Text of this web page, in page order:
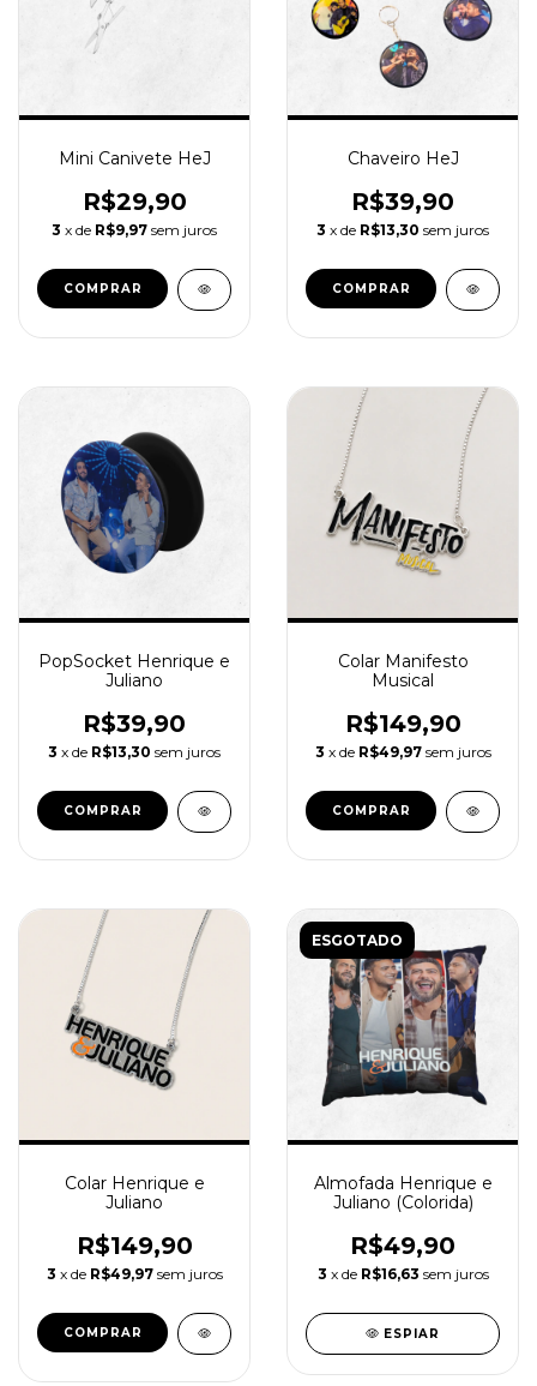
Mini Canivete HeJ
R$29,90
3 x de R$9,97 sem juros
Chaveiro HeJ
R$39,90
3 x de R$13,30 sem juros
COMPRAR
PopSocket Henrique e
Juliano
R$39,90
3 x de R$13,30 sem juros
COMPRAR
Colar Manifesto
Musical
R$149,90
3 x de R$49,97 sem juros
Colar Henrique e
Juliano
R$149,90
3 x de R$49,97 sem juros
ESGOTADO
Almofada Henrique e
Juliano (Colorida)
R$49,90
3 x de R$16,63 sem juros
ESPIAR